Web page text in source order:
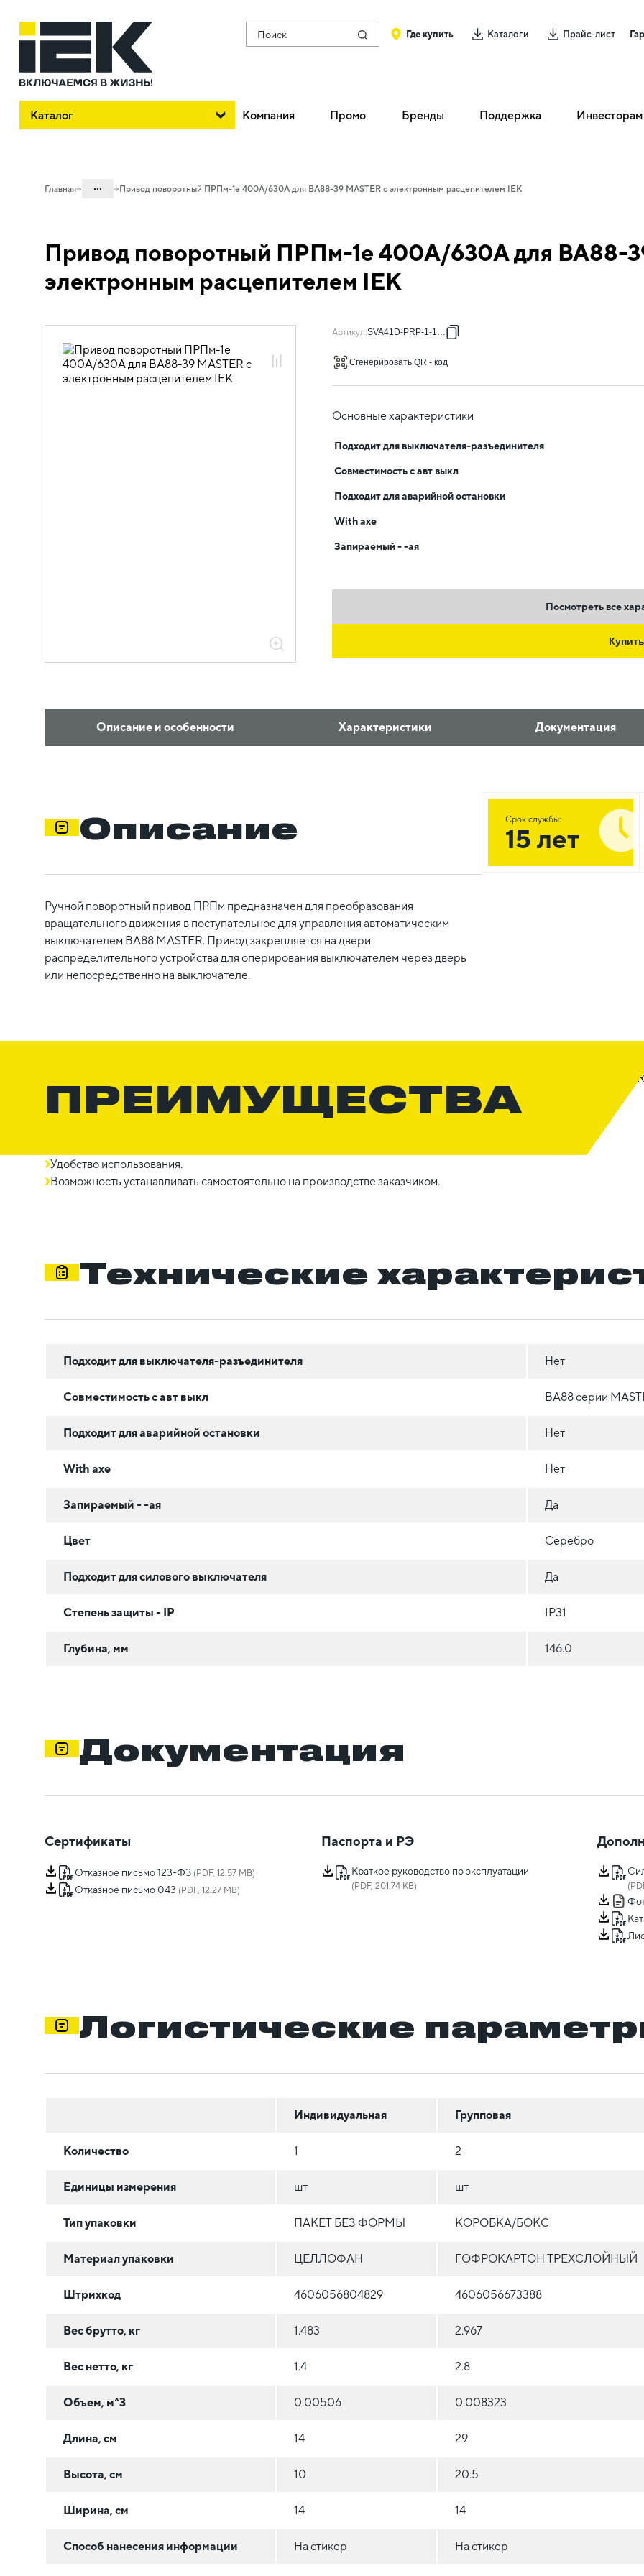
Поиск Где купить Каталоги Прайс-лист
Каталог Компания Промо Бренды Поддержка Инвесторам
Главная ...
коммутации
02.01 Силовые автоматические
выключатели в литом корпусе и доп.
выключатели MASTER и доп.
устройства
02.01.04.02 Дополнительные
Привод поворотный ПРПм-1е 400А/630А для ВА88-39 MASTER с электронным расцепителем IEK
Привод поворотный ПРПм-1е 400А/630А для ВА88-
электронным расцепителем IEK
Артикул:SVA41D-PRP-1-1-02
Сгенерировать QR - код
Основные характеристики
Подходит для выключателя-разъединителя
Совместимость с авт выкл
Подходит для аварийной остановки
With axe
Запираемый - -ая
Посмотреть все
Купить
Описание и особенности Характеристики Документация
Описание
Ручной поворотный привод ПРПм предназначен для преобразования
вращательного движения в поступательное для управления автоматическим
выключателем ВА88 MASTER. Привод закрепляется на двери
распределительного устройства для оперирования выключателем через дверь
или непосредственно на выключателе.
Срок службы:
15 лет
ПРЕИМУЩЕСТВА
Удобство использования.
Возможность устанавливать самостоятельно на производстве заказчиком.
Технические
Подходит для выключателя-разъединителя Нет
Совместимость с авт выкл ВА88 серии
Подходит для аварийной остановки Нет
With axe Нет
Запираемый - -ая Да
Цвет Серебро
Подходит для силового выключателя Да
Степень защиты - IP IP31
Глубина, мм 146.0
Документация
Сертификаты
Отказное письмо 123-ФЗ (PDF, 12.57 MB)
Отказное письмо 043 (PDF, 12.27 MB)
Паспорта и РЭ
Краткое руководство по эксплуатации
(PDF, 201.74 KB)
Логистические
Индивидуальная Групповая
Количество 1 2
Единицы измерения шт шт
Тип упаковки ПАКЕТ БЕЗ ФОРМЫ КОРОБКА/БОКС
Материал упаковки ЦЕЛЛОФАН ГОФРОКАРТОН ТРЕХСЛОЙНЫЙ
Штрихкод 4606056804829 4606056673388
Вес брутто, кг 1.483 2.967
Вес нетто, кг 1.4 2.8
Объем, м^3 0.00506 0.008323
Длина, см 14 29
Высота, см 10 20.5
Ширина, см 14 14
Способ нанесения информации На стикер На стикер